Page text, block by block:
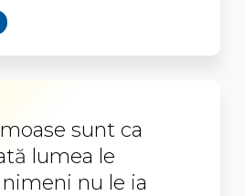
sunt ca
lumea le
nu le ia